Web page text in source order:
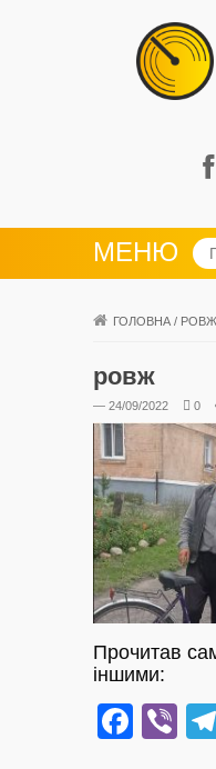
МЕНЮ
ГОЛОВНА / РОВЖ
ровж
— 24/09/2022 0
Прочитав
іншими: